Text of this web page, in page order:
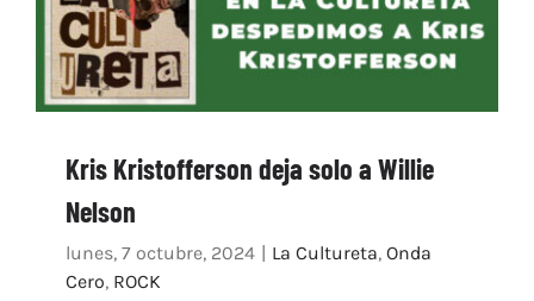
Kris Kristofferson deja solo a Willie
Nelson
lunes, 7 octubre, 2024 La Cultureta, Onda
Cero, ROCK